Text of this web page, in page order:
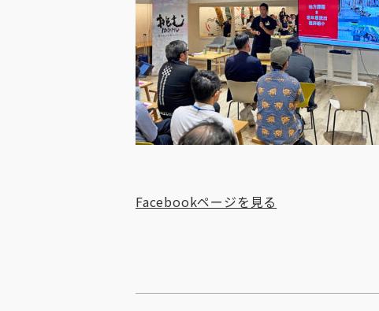
Facebookページを見る